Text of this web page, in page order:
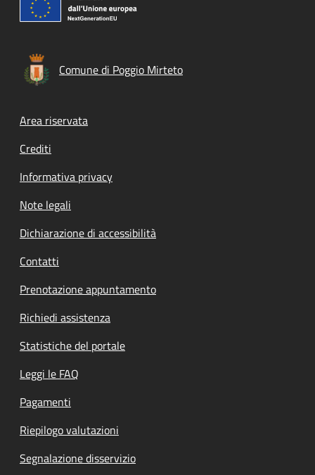
Comune di Poggio Mirteto
Footer menu
Area riservata
Crediti
Informativa privacy
Note legali
Dichiarazione di accessibilità
Contatti
Prenotazione appuntamento
Richiedi assistenza
Statistiche del portale
Leggi le FAQ
Pagamenti
Riepilogo valutazioni
Segnalazione disservizio